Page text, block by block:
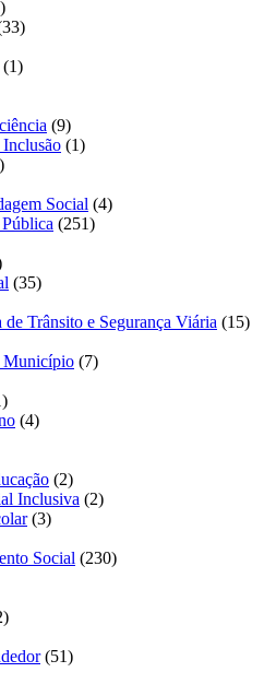
(1)
(9)
(1)
Social (4)
(251)
(35)
de Trânsito e Segurança Viária (15)
Município (7)
(4)
(2)
Inclusiva (2)
(3)
Social (230)
(51)